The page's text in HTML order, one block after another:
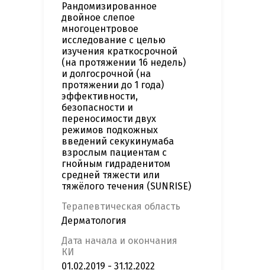
Рандомизированное
двойное слепое
многоцентровое
исследование с целью
изучения краткосрочной
(на протяжении 16 недель)
и долгосрочной (на
протяжении до 1 года)
эффективности,
безопасности и
переносимости двух
режимов подкожных
введений секукинумаба
взрослым пациентам с
гнойным гидраденитом
средней тяжести или
тяжёлого течения (SUNRISE)
Терапевтическая область
Дерматология
Дата начала и окончания
КИ
01.02.2019 - 31.12.2022